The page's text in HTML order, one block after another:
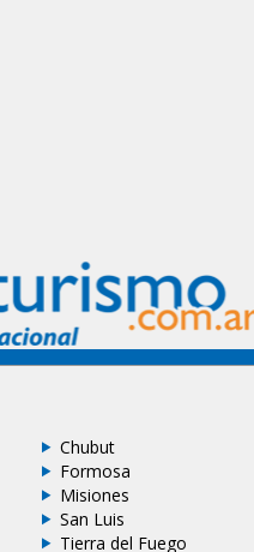
Chubut
Formosa
Misiones
San Luis
Tierra del Fuego